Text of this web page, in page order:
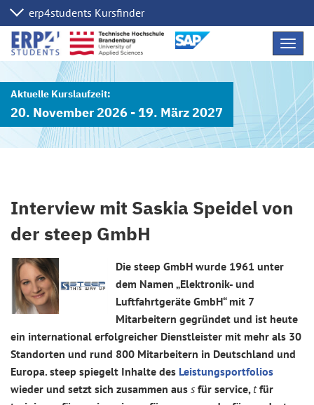
20. November 2026 - 19. März 2027
Interview mit Saskia Speidel von
der steep GmbH
Die steep GmbH wurde 1961 unter
dem Namen „Elektronik- und
Luftfahrtgeräte GmbH“ mit 7
Mitarbeitern gegründet und ist heute
ein international erfolgreicher Dienstleister mit mehr als 30
Standorten und rund 800 Mitarbeitern in Deutschland und
Europa. steep spiegelt Inhalte des Leistungsportfolios
wieder und setzt sich zusammen aus s für service, tfür